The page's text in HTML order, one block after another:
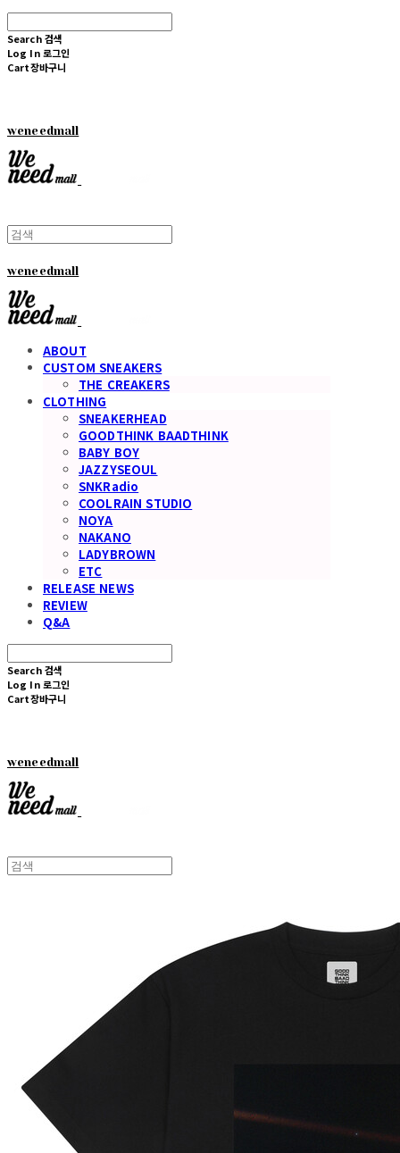
Search 검색
Log In 로그인
Cart장바구니
weneedmall
weneedmall
ABOUT
CUSTOM SNEAKERS
THE CREAKERS
CLOTHING
SNEAKERHEAD
GOODTHINK BAADTHINK
BABY BOY
JAZZYSEOUL
SNKRadio
COOLRAIN STUDIO
NOYA
NAKANO
LADYBROWN
ETC
RELEASE NEWS
REVIEW
Q&A
Search 검색
Log In 로그인
Cart장바구니
weneedmall